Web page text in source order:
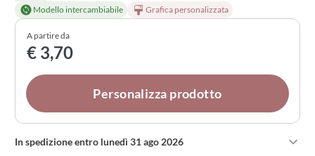
fiocco, e abbina i tuoi confetti preferiti: ogni dettaglio può
essere personalizzato per rendere unico questo piccolo
dono.
Modello intercambiabile Grafica personalizzata
A partire da
€ 3,70
Personalizza prodotto
In spedizione entro lunedì 31 ago 2026